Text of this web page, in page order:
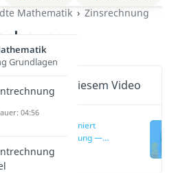
Mathematik
Zinsrechnung
Inhalte in diesem Video
So funktioniert
Zinsrechnung —
einfach erklärt
(00:13)
Grundlagen
04:56